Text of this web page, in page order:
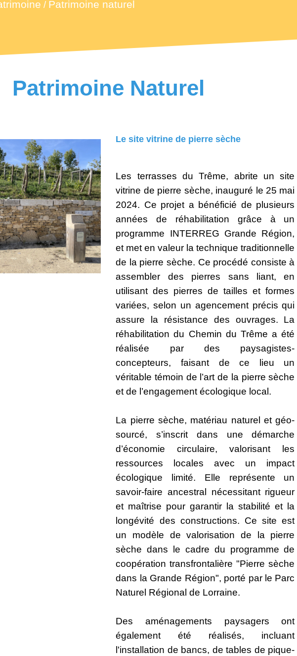
/ Patrimoine naturel
Patrimoine Naturel
Le site vitrine de pierre sèche
Les terrasses du Trême, abrite un site
vitrine de pierre sèche, inauguré le 25 mai
2024. Ce projet a bénéficié de plusieurs
années de réhabilitation grâce à un
programme INTERREG Grande Région,
et met en valeur la technique traditionnelle
de la pierre sèche. Ce procédé consiste à
assembler des pierres sans liant, en
utilisant des pierres de tailles et formes
variées, selon un agencement précis qui
assure la résistance des ouvrages. La
réhabilitation du Chemin du Trême a été
réalisée par des paysagistes-
concepteurs, faisant de ce lieu un
véritable témoin de l’art de la pierre sèche
et de l’engagement écologique local.
La pierre sèche, matériau naturel et géo-
sourcé, s’inscrit dans une démarche
d’économie circulaire, valorisant les
ressources locales avec un impact
écologique limité. Elle représente un
savoir-faire ancestral nécessitant rigueur
et maîtrise pour garantir la stabilité et la
longévité des constructions. Ce site est
un modèle de valorisation de la pierre
sèche dans le cadre du programme de
coopération transfrontalière "Pierre sèche
dans la Grande Région", porté par le Parc
Naturel Régional de Lorraine.
Des aménagements paysagers ont
également été réalisés, incluant
l'installation de bancs, de tables de pique-